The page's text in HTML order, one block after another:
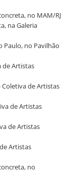
no MAM/RJ
na Galeria
Paulo, no Pavilhão
de Artistas
Coletiva de Artistas
de Artistas
de Artistas
Artistas
no